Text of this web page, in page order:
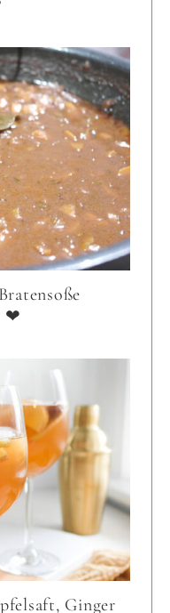
❤
Ginger